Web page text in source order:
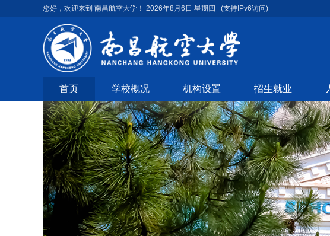
您好，欢迎来到 南昌航空大学！ 2026年8月6日 星期四 (支持IPv6访问)
首页 学校概况 机构设置 招生就业